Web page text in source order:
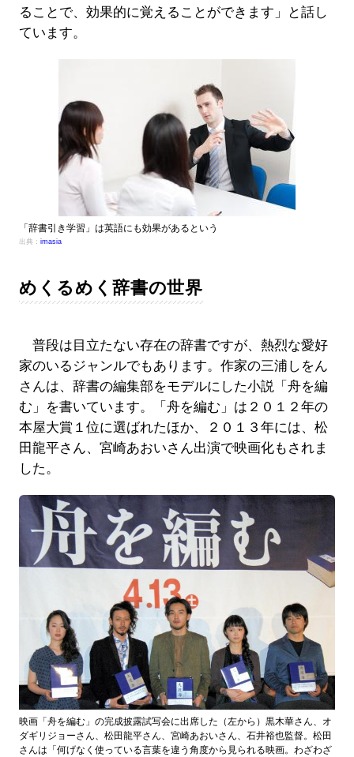
ることで、効果的に覚えることができます」と話し
ています。
「辞書引き学習」は英語にも効果があるという
出典： imasia
めくるめく辞書の世界
普段は目立たない存在の辞書ですが、熱烈な愛好
家のいるジャンルでもあります。作家の三浦しをん
さんは、辞書の編集部をモデルにした小説「舟を編
む」を書いています。「舟を編む」は２０１２年の
本屋大賞１位に選ばれたほか、２０１３年には、松
田龍平さん、宮崎あおいさん出演で映画化もされま
した。
映画「舟を編む」の完成披露試写会に出席した（左から）黒木華さん、オ
ダギリジョーさん、松田龍平さん、宮崎あおいさん、石井裕也監督。松田
さんは「何げなく使っている言葉を違う角度から見られる映画。わざわざ